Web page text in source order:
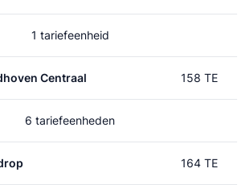
1 tariefeenheid
Centraal 158 TE
6 tariefeenheden
164 TE